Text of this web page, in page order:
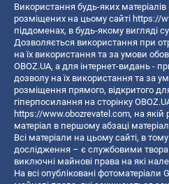
Використання будь-яких матеріалів
розміщених на цьому сайті https://
піддоменах, в будь-якому вигляді
Дозволяється використання при
на їх використання та за умови
OBOZ.UA, а для інтернет-видань -
дозволу на їх використання та за
розміщення прямого, відкритого
гіперпосилання на сторінку
https://www.obozrevatel.com, на
матеріал в першому абзаці
Всі матеріали на цьому сайті, в тому
дослідження – є службовими
виключні майнові права на які
На всі опубліковані фотоматеріали